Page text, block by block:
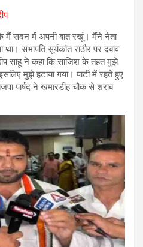
कि मैं सदन में अपनी बात रखूं। मैंने नेता
सभापति सूर्यकांत राठौर पर दबाव
साहू ने कहा कि साजिश के तहत मुझे
मुझे हटाया गया। पार्टी में रहते हुए
पार्षद ने खमारडीह चौक से शराब